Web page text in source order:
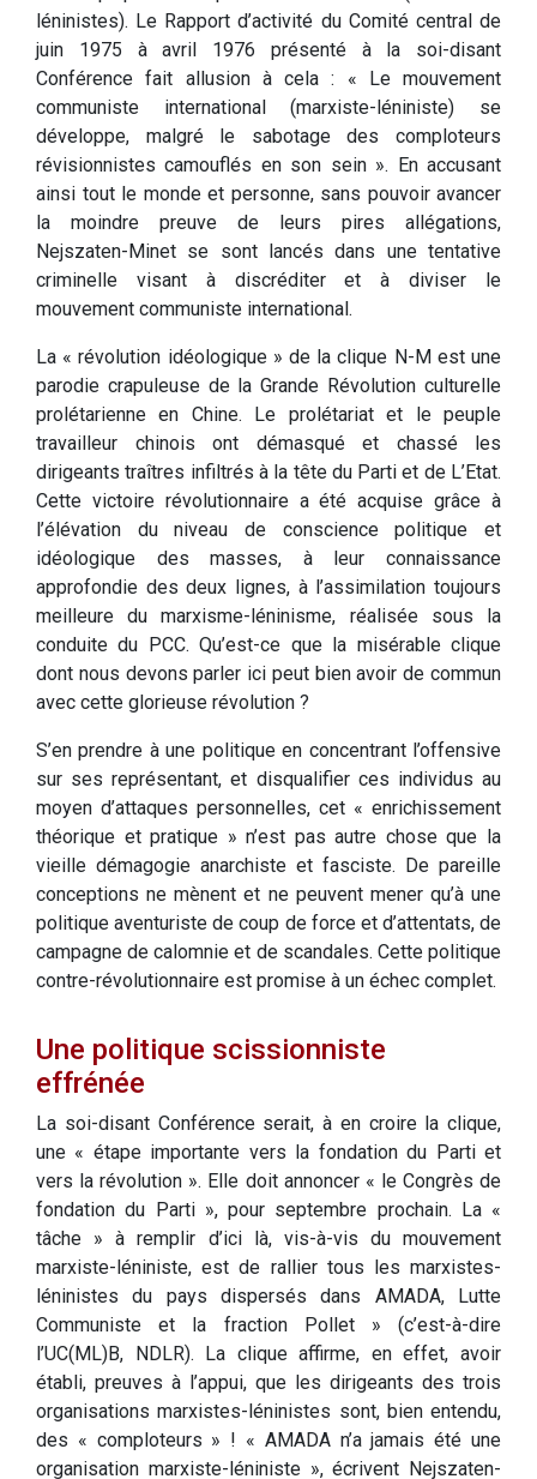
léninistes). Le Rapport d’activité du Comité central de
juin 1975 à avril 1976 présenté à la soi-disant
Conférence fait allusion à cela : « Le mouvement
communiste international (marxiste-léniniste) se
développe, malgré le sabotage des comploteurs
révisionnistes camouflés en son sein ». En accusant
ainsi tout le monde et personne, sans pouvoir avancer
la moindre preuve de leurs pires allégations,
Nejszaten-Minet se sont lancés dans une tentative
criminelle visant à discréditer et à diviser le
mouvement communiste international.
La « révolution idéologique » de la clique N-M est une
parodie crapuleuse de la Grande Révolution culturelle
prolétarienne en Chine. Le prolétariat et le peuple
travailleur chinois ont démasqué et chassé les
dirigeants traîtres infiltrés à la tête du Parti et de L’Etat.
Cette victoire révolutionnaire a été acquise grâce à
l’élévation du niveau de conscience politique et
idéologique des masses, à leur connaissance
approfondie des deux lignes, à l’assimilation toujours
meilleure du marxisme-léninisme, réalisée sous la
conduite du PCC. Qu’est-ce que la misérable clique
dont nous devons parler ici peut bien avoir de commun
avec cette glorieuse révolution ?
S’en prendre à une politique en concentrant l’offensive
sur ses représentant, et disqualifier ces individus au
moyen d’attaques personnelles, cet « enrichissement
théorique et pratique » n’est pas autre chose que la
vieille démagogie anarchiste et fasciste. De pareille
conceptions ne mènent et ne peuvent mener qu’à une
politique aventuriste de coup de force et d’attentats, de
campagne de calomnie et de scandales. Cette politique
contre-révolutionnaire est promise à un échec complet.
Une politique scissionniste
effrénée
La soi-disant Conférence serait, à en croire la clique,
une « étape importante vers la fondation du Parti et
vers la révolution ». Elle doit annoncer « le Congrès de
fondation du Parti », pour septembre prochain. La «
tâche » à remplir d’ici là, vis-à-vis du mouvement
marxiste-léniniste, est de rallier tous les marxistes-
léninistes du pays dispersés dans AMADA, Lutte
Communiste et la fraction Pollet » (c’est-à-dire
l’UC(ML)B, NDLR). La clique affirme, en effet, avoir
établi, preuves à l’appui, que les dirigeants des trois
organisations marxistes-léninistes sont, bien entendu,
des « comploteurs » ! « AMADA n’a jamais été une
organisation marxiste-léniniste », écrivent Nejszaten-